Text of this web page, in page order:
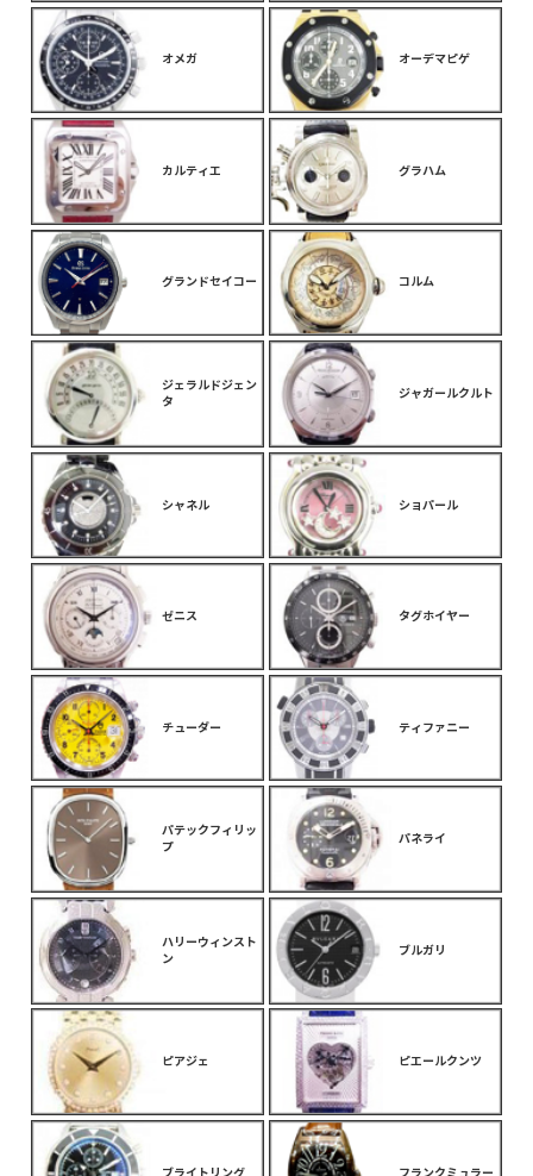
オメガ オーデマピゲ
カルティエ グラハム
グランドセイコー コルム
ジェラルドジェン
タ
ジャガールクルト
シャネル ショパール
ゼニス タグホイヤー
チューダー ティファニー
パテックフィリッ
プ
パネライ
ハリーウィンスト
ン
ブルガリ
ピアジェ ピエールクンツ
ブライトリング フランクミュラー